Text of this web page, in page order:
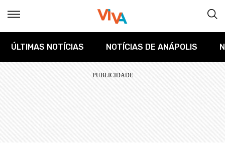
ÚLTIMAS NOTÍCIAS NOTÍCIAS DE ANÁPOLIS